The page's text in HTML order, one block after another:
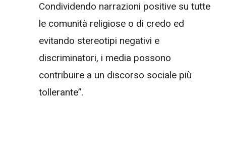
Condividendo narrazioni positive su tutte
le comunità religiose o di credo ed
evitando stereotipi negativi e
discriminatori, i media possono
contribuire a un discorso sociale più
tollerante”.